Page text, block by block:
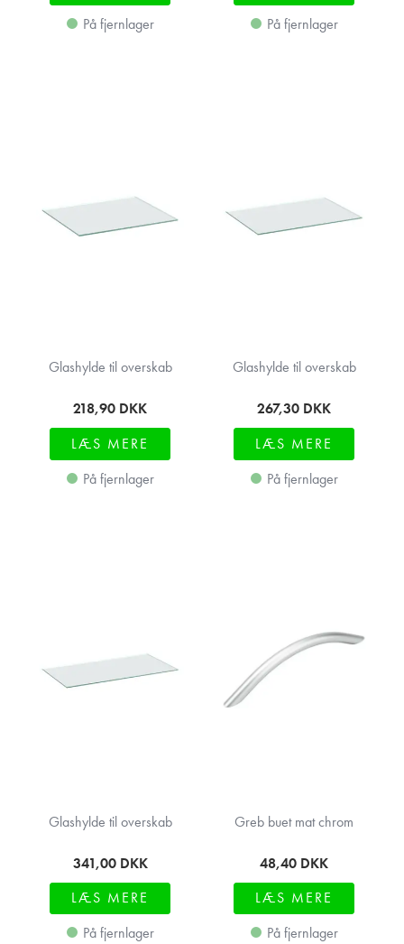
På fjernlager
På fjernlager
Glashylde til overskab
218,90 DKK
LÆS MERE
På fjernlager
Glashylde til overskab
267,30 DKK
LÆS MERE
På fjernlager
Glashylde til overskab
341,00 DKK
LÆS MERE
På fjernlager
Greb buet mat chrom
48,40 DKK
LÆS MERE
På fjernlager